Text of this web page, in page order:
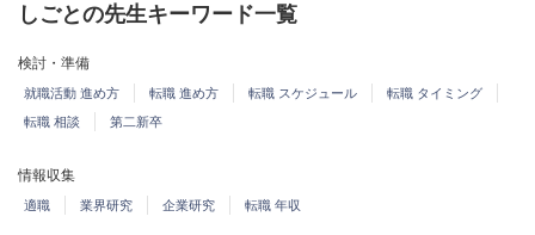
しごとの先生キーワード一覧
検討・準備
就職活動 進め方 転職 進め方 転職 スケジュール
転職 タイミング
転職 相談
第二新卒
情報収集
適職 業界研究 企業研究 転職 年収